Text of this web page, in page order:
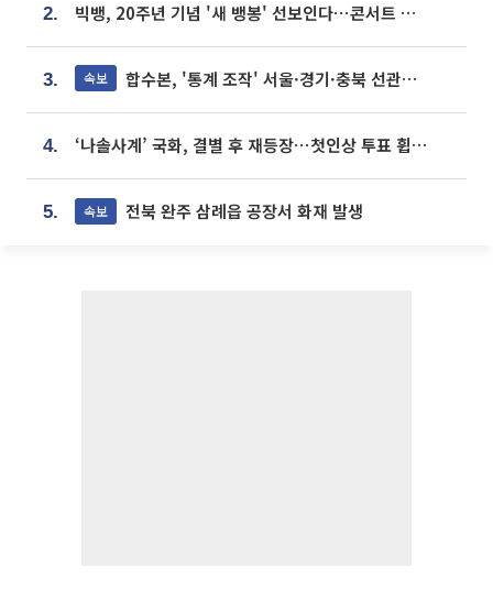
2. 빅뱅, 20주년 기념 '새 뱅봉' 선보인다⋯콘서트 앞두고 팝업 개최
3. 속보 합수본, '통계 조작' 서울·경기·충북 선관위 등 추가 압수수색
4. ‘나솔사계’ 국화, 결별 후 재등장⋯첫인상 투표 휩쓸고 ‘인기녀’ 등극
5. 속보 전북 완주 삼례읍 공장서 화재 발생